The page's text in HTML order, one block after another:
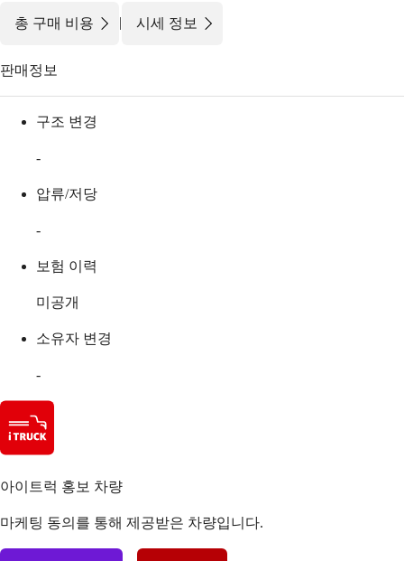
총 구매 비용 | 시세 정보
판매정보
구조 변경
-
압류/저당
-
보험 이력
미공개
소유자 변경
-
아이트럭 홍보 차량
마케팅 동의를 통해 제공받은 차량입니다.